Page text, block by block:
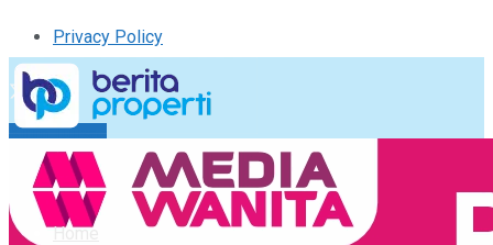
Privacy Policy
Kirim Tulisan
Tulisan Saya
Logout
Home